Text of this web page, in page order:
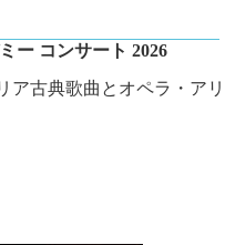
ー コンサート 2026
古典歌曲とオペラ・アリ